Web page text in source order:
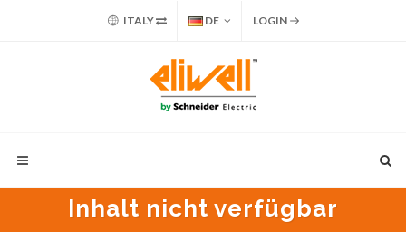
ITALY DE LOGIN
Inhalt nicht verfügbar